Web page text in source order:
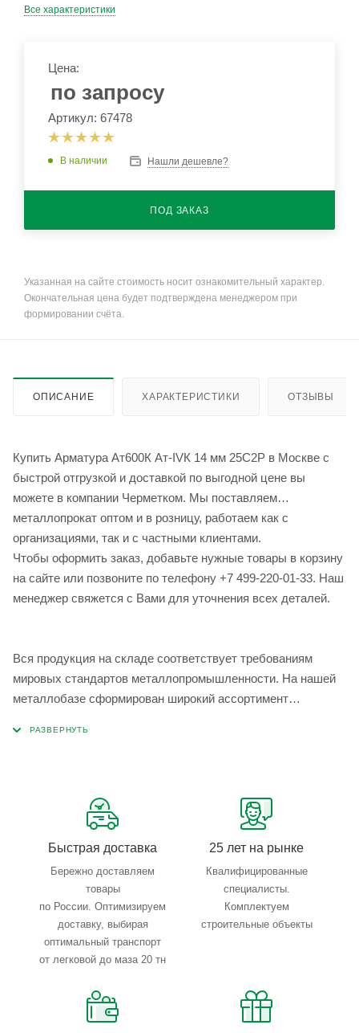
Все характеристики
Цена:
по запросу
Артикул: 67478
В наличии Нашли дешевле?
ПОД ЗАКАЗ
Указанная на сайте стоимость носит ознакомительный характер.
Окончательная цена будет подтверждена менеджером при
формировании счёта.
ОПИСАНИЕ ХАРАКТЕРИСТИКИ ОТЗЫВЫ
Купить Арматура Ат600К Ат-IVК 14 мм 25С2Р в Москве с
быстрой отгрузкой и доставкой по выгодной цене вы
можете в компании Черметком. Мы поставляем
металлопрокат оптом и в розницу, работаем как с
организациями, так и с частными клиентами.
Чтобы оформить заказ, добавьте нужные товары в корзину
на сайте или позвоните по телефону +7 499-220-01-33. Наш
менеджер свяжется с Вами для уточнения всех деталей.
Вся продукция на складе соответствует требованиям
мировых стандартов металлопромышленности. На нашей
металлобазе сформирован широкий ассортимент
Быстрая доставка
Бережно доставляем
товары
по России. Оптимизируем
доставку, выбирая
оптимальный транспорт
от легковой до маза 20 тн
25 лет на рынке
Квалифицированные
специалисты.
Комплектуем
строительные объекты